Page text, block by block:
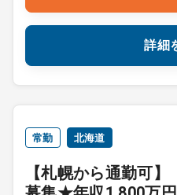
詳細
常勤 北海道
【札幌から通勤可